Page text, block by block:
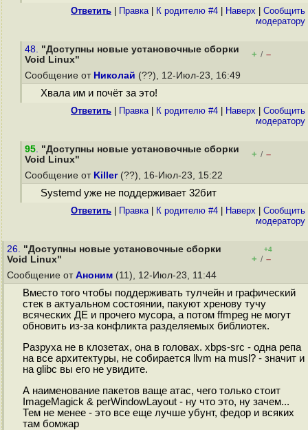
Ответить Правка| К родителю #4 Наверх
Cообщить
модератору
48. "Доступны новые установочные сборки
Void Linux"
+ / –
Сообщение от Николай (??), 12-Июл-23, 16:49
Хвала им и почёт за это!
Ответить Правка| К родителю #4 Наверх
Cообщить
модератору
95. "Доступны новые установочные сборки
Void Linux"
+ / –
Сообщение от Killer(??), 16-Июл-23, 15:22
Systemd уже не поддерживает 32бит
Ответить Правка| К родителю #4 Наверх
Cообщить
модератору
26. "Доступны новые установочные сборки
Void Linux"
+4
+ / –
Сообщение от Аноним (11), 12-Июл-23, 11:44
Вместо того чтобы поддерживать тулчейн и графический
стек в актуальном состоянии, пакуют хренову тучу
всяческих ДЕ и прочего мусора, а потом ffmpeg не могут
обновить из-за конфликта разделяемых библиотек.
Разруха не в клозетах, она в головах. xbps-src - одна репа
на все архитектуры, не собирается llvm на musl? - значит и
на glibc вы его не увидите.
А наименование пакетов ваще атас, чего только стоит
ImageMagick & perWindowLayout - ну что это, ну зачем...
Тем не менее - это все еще лучше убунт, федор и всяких
там бомжар